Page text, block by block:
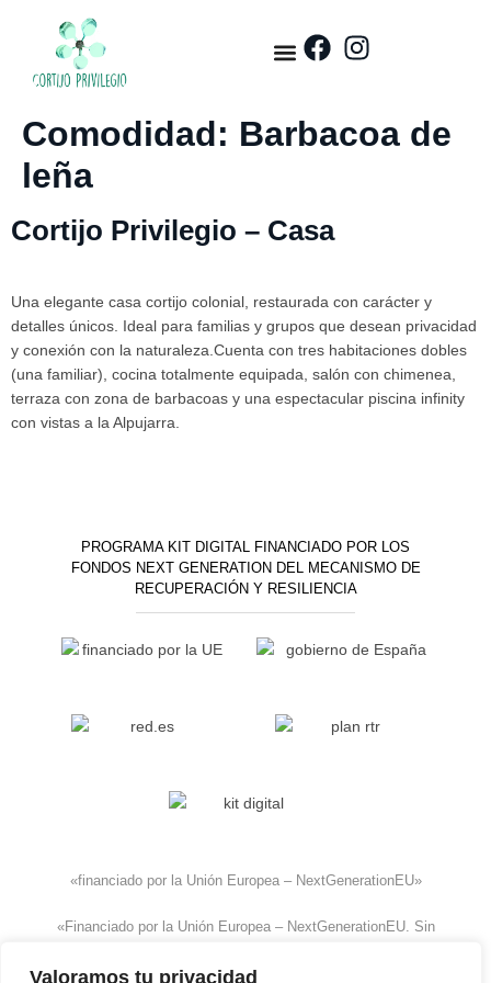
Valoramos tu privacidad
Comodidad: Barbacoa de
leña
Cortijo Privilegio – Casa
Una elegante casa cortijo colonial, restaurada con carácter y
detalles únicos. Ideal para familias y grupos que desean privacidad
y conexión con la naturaleza.Cuenta con tres habitaciones dobles
(una familiar), cocina totalmente equipada, salón con chimenea,
terraza con zona de barbacoas y una espectacular piscina infinity
con vistas a la Alpujarra.
PROGRAMA KIT DIGITAL FINANCIADO POR LOS
FONDOS NEXT GENERATION DEL MECANISMO DE
RECUPERACIÓN Y RESILIENCIA
«financiado por la Unión Europea – NextGenerationEU»
«Financiado por la Unión Europea – NextGenerationEU. Sin
son únicamente los del autor o autores y no reflejan